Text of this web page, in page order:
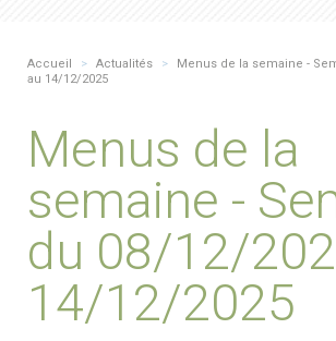
Accueil > Actualités >
Menus de la semaine -
au 14/12/2025
Menus de la
semaine -
du 08/12/
14/12/2025